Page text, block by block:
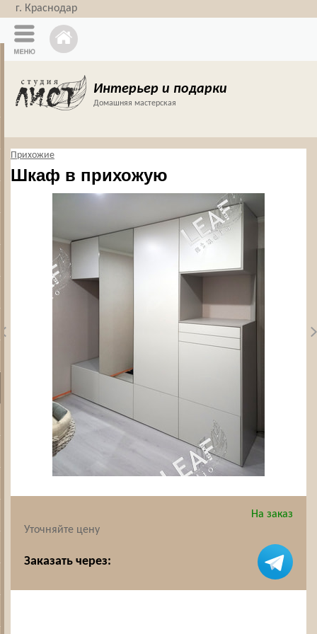
г. Краснодар
Интерьер и подарки
Домашняя мастерская
Прихожие
Шкаф в прихожую
На заказ
Уточняйте цену
Заказать через: